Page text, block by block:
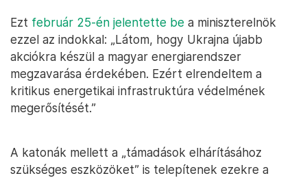
Ezt február 25-én jelentette be a miniszterelnök
ezzel az indokkal: „Látom, hogy Ukrajna újabb
akciókra készül a magyar energiarendszer
megzavarása érdekében. Ezért elrendeltem a
kritikus energetikai infrastruktúra védelmének
megerősítését.”
A katonák mellett a „támadások elhárításához
szükséges eszközöket” is telepítenek ezekre a